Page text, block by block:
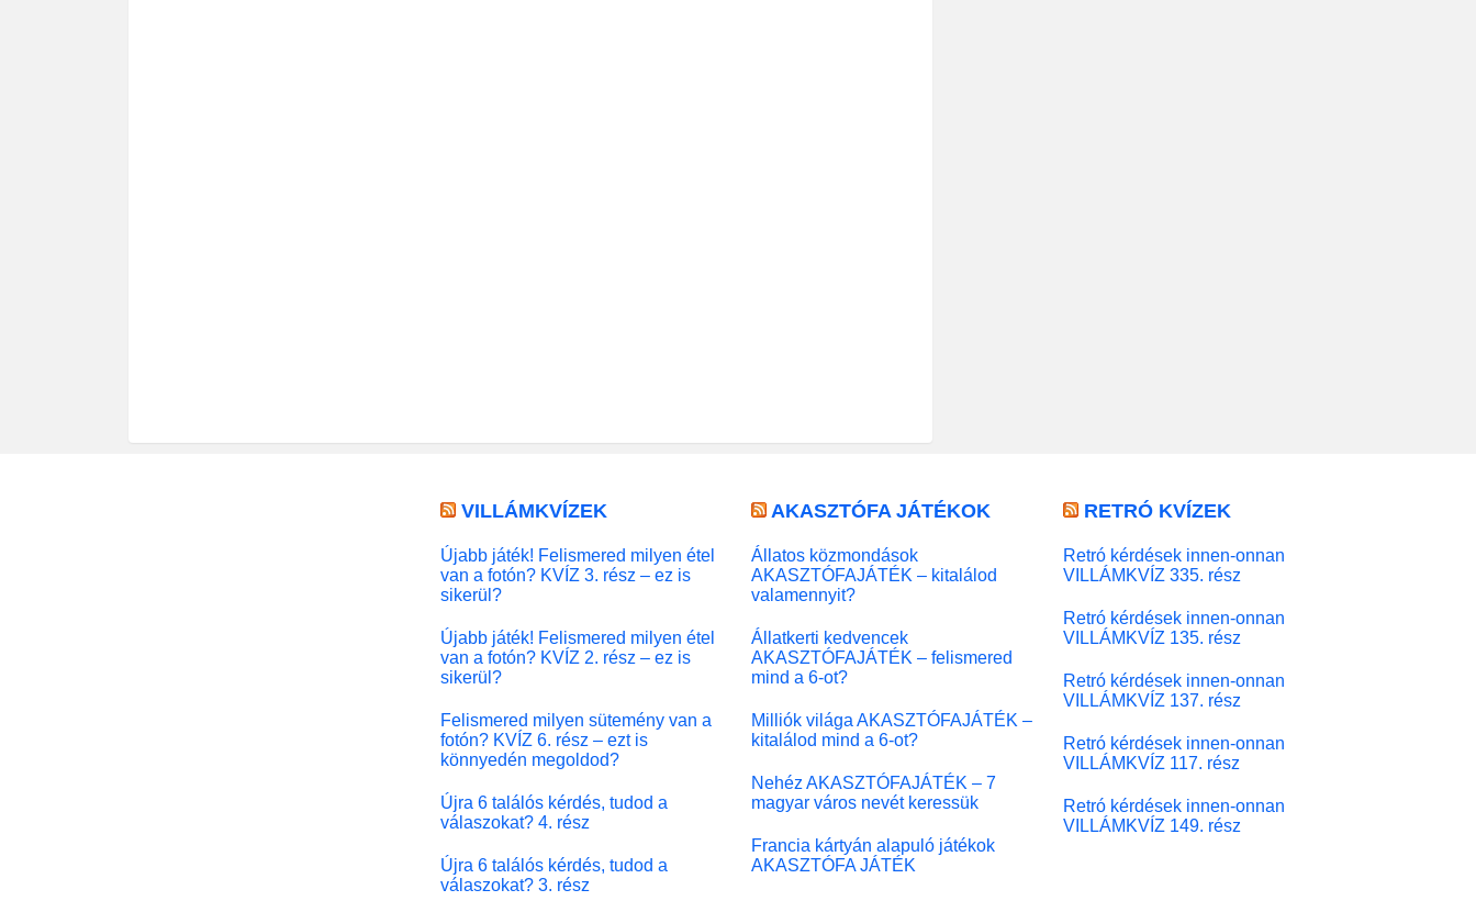
VILLÁMKVÍZEK
Újabb játék! Felismered milyen étel
van a fotón? KVÍZ 3. rész – ez is
sikerül?
Újabb játék! Felismered milyen étel
van a fotón? KVÍZ 2. rész – ez is
sikerül?
Felismered milyen sütemény van a
fotón? KVÍZ 6. rész – ezt is
könnyedén megoldod?
Újra 6 találós kérdés, tudod a
válaszokat? 4. rész
Újra 6 találós kérdés, tudod a
válaszokat? 3. rész
AKASZTÓFA JÁTÉKOK
Állatos közmondások
AKASZTÓFAJÁTÉK – kitalálod
valamennyit?
Állatkerti kedvencek
AKASZTÓFAJÁTÉK – felismered
mind a 6-ot?
Milliók világa AKASZTÓFAJÁTÉK –
kitalálod mind a 6-ot?
Nehéz AKASZTÓFAJÁTÉK – 7
magyar város nevét keressük
Francia kártyán alapuló játékok
AKASZTÓFA JÁTÉK
RETRÓ KVÍZEK
Retró kérdések innen-onnan
VILLÁMKVÍZ 335. rész
Retró kérdések innen-onnan
VILLÁMKVÍZ 135. rész
Retró kérdések innen-onnan
VILLÁMKVÍZ 137. rész
Retró kérdések innen-onnan
VILLÁMKVÍZ 117. rész
Retró kérdések innen-onnan
VILLÁMKVÍZ 149. rész